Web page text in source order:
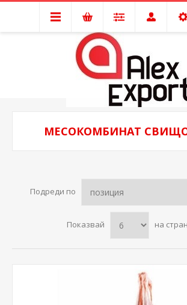
МЕСОКОМБИНАТ
Подреди по
Показвай на